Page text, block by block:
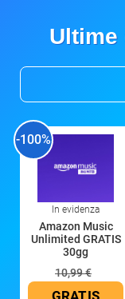
Ultime
-100%
In evidenza
Amazon Music
Unlimited GRATIS
30gg
10,99 €
GRATIS